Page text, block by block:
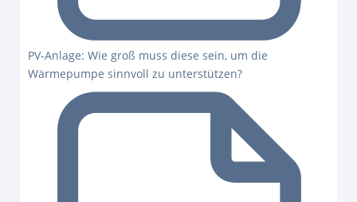
PV-Anlage: Wie groß muss diese sein, um die
Wärmepumpe sinnvoll zu unterstützen?